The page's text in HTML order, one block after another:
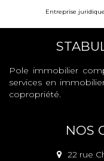
Entreprise
Pole immobilier
services en
copropriété.
NOS
22 rue